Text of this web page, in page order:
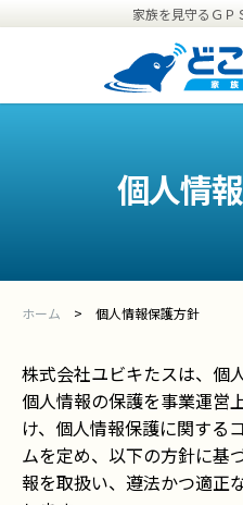
家族を見守るＧＰ
個人情
ホーム 個人情報保護方針
株式会社ユビキたスは、個
個人情報の保護を事業運営
け、個人情報保護に関する
ムを定め、以下の方針に基
報を取扱い、遵法かつ適正